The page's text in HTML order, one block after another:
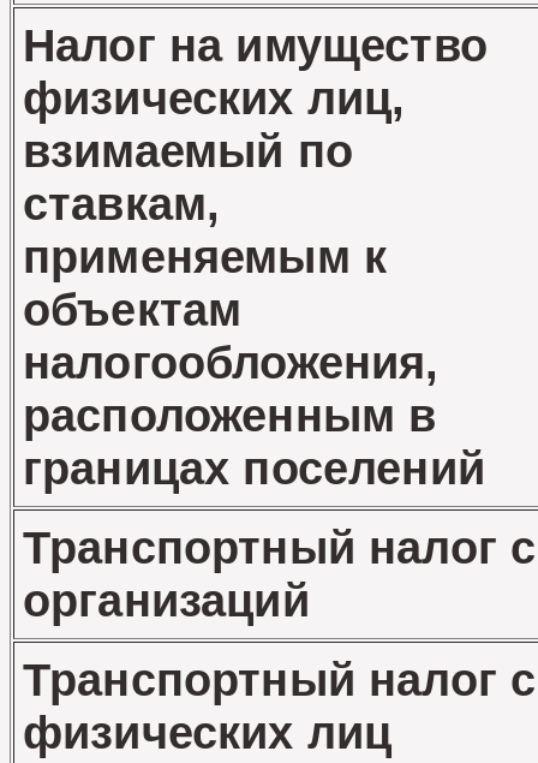
Налог на имущество
физических лиц,
взимаемый по
ставкам,
применяемым к
объектам
налогообложения,
расположенным в
границах поселений
Транспортный налог с
организаций
Транспортный налог с
физических лиц